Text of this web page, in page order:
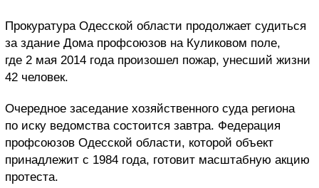
Прокуратура Одесской области продолжает судиться
за здание Дома профсоюзов на Куликовом поле,
где 2 мая 2014 года произошел пожар, унесший жизни
42 человек.
Очередное заседание хозяйственного суда региона
по иску ведомства состоится завтра. Федерация
профсоюзов Одесской области, которой объект
принадлежит с 1984 года, готовит масштабную акцию
протеста.